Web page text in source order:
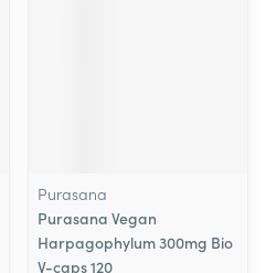
Purasana
Purasana Vegan
Harpagophylum 300mg Bio
V-caps 120